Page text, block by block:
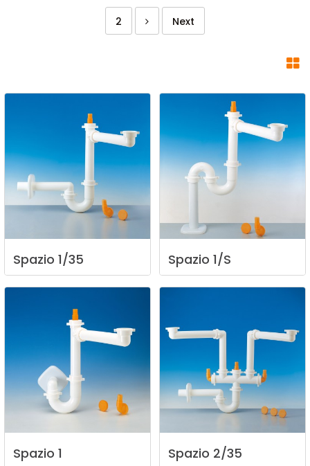
2 Next
Spazio 1/35 Spazio 1/S
Spazio 1 Spazio 2/35